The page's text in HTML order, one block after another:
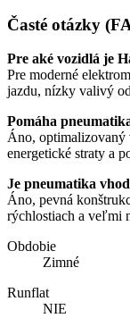
Časté otázky
Pre aké vozidlá je
Pre moderné
jazdu, nízky valivý
Pomáha
Áno, optimalizovaný
energetické straty a
Je pneumatika
Áno, pevná
rýchlostiach a veľmi
Obdobie
Zimné
Runflat
NIE